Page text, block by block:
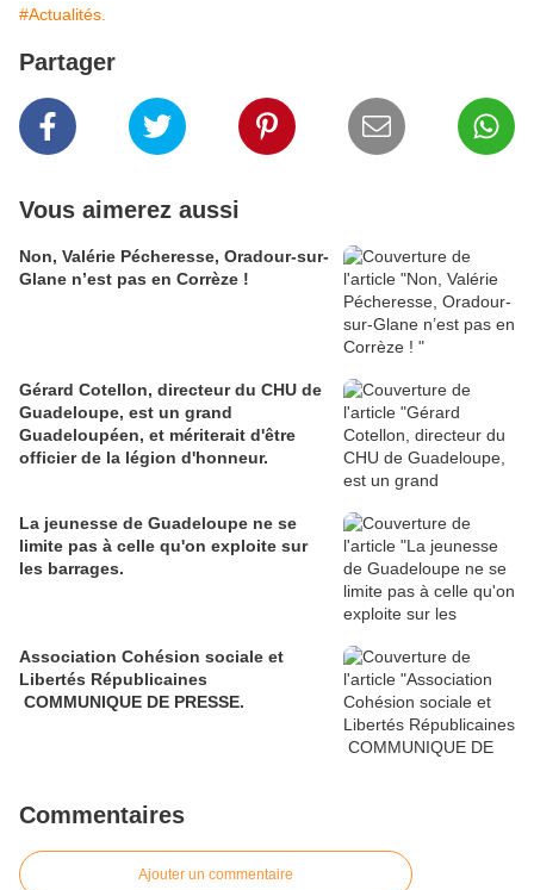
#Actualités.
Partager
Vous aimerez aussi
Non, Valérie Pécheresse, Oradour-sur-
Glane n’est pas en Corrèze !
Gérard Cotellon, directeur du CHU de
Guadeloupe, est un grand
Guadeloupéen, et mériterait d'être
officier de la légion d'honneur.
La jeunesse de Guadeloupe ne se
limite pas à celle qu'on exploite sur
les barrages.
Association Cohésion sociale et
Libertés Républicaines
COMMUNIQUE DE PRESSE.
Commentaires
Ajouter un commentaire